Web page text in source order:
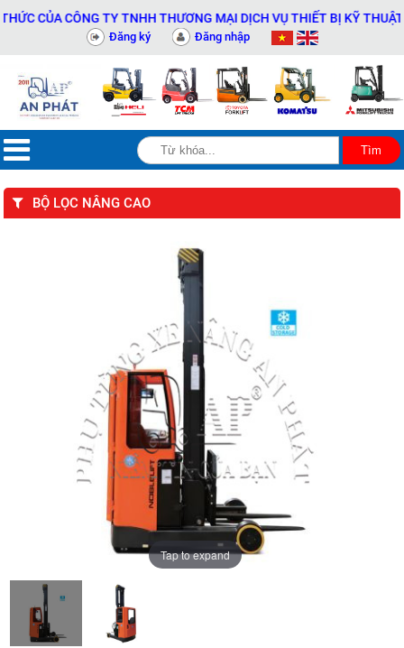
CỦA CÔNG TY TNHH THƯƠNG MẠI DỊCH VỤ THIẾT BỊ KỸ THUẬT AN
Đăng ký Đăng nhập
BỘ LỌC NÂNG CAO
Tap to expand